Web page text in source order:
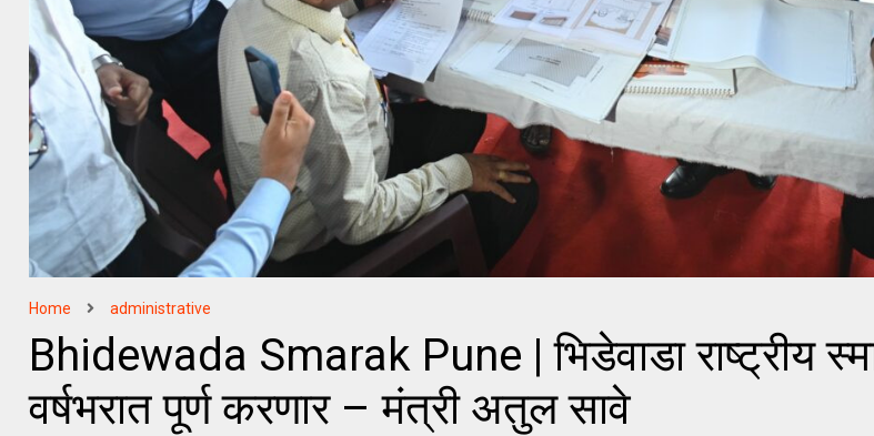
Home administrative
Bhidewada Smarak Pune | भिडेवाडा राष्ट्रीय
वर्षभरात पूर्ण करणार – मंत्री अतुल सावे